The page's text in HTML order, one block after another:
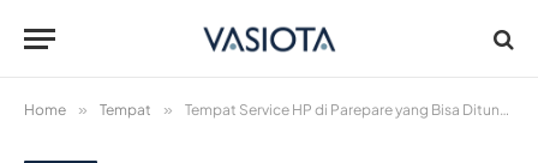
Home » Tempat » Tempat Service HP di Parepare yang Bisa Ditunggu, Android dan iPhone!